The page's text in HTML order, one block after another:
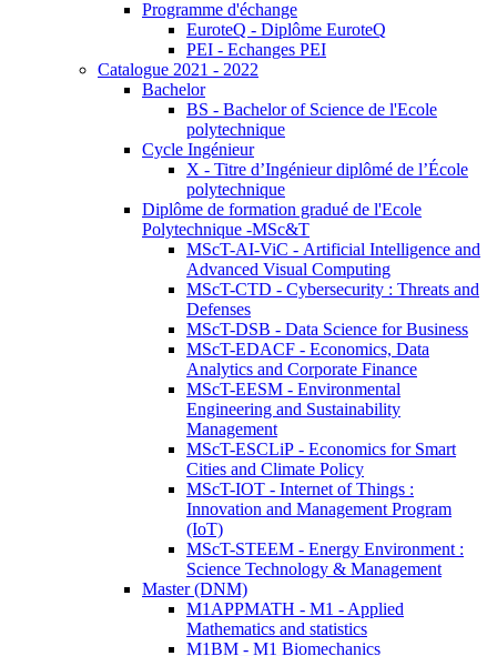
Programme d'échange
EuroteQ - Diplôme EuroteQ
PEI - Echanges PEI
Catalogue 2021 - 2022
Bachelor
BS - Bachelor of Science de l'Ecole
polytechnique
Cycle Ingénieur
X - Titre d’Ingénieur diplômé de l’École
polytechnique
Diplôme de formation gradué de l'Ecole
Polytechnique -MSc&T
MScT-AI-ViC - Artificial Intelligence and
Advanced Visual Computing
MScT-CTD - Cybersecurity : Threats and
Defenses
MScT-DSB - Data Science for Business
MScT-EDACF - Economics, Data
Analytics and Corporate Finance
MScT-EESM - Environmental
Engineering and Sustainability
Management
MScT-ESCLiP - Economics for Smart
Cities and Climate Policy
MScT-IOT - Internet of Things :
Innovation and Management Program
(IoT)
MScT-STEEM - Energy Environment :
Science Technology & Management
Master (DNM)
M1APPMATH - M1 - Applied
Mathematics and statistics
M1BM - M1 Biomechanics